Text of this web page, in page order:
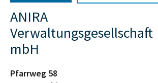
ANIRA
Verwaltungsgesellschaft
mbH
Pfarrweg 58